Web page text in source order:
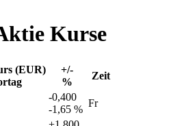
Kurse
(EUR)
+/-
%
Zeit
-0,400
-1,65 %
Fr